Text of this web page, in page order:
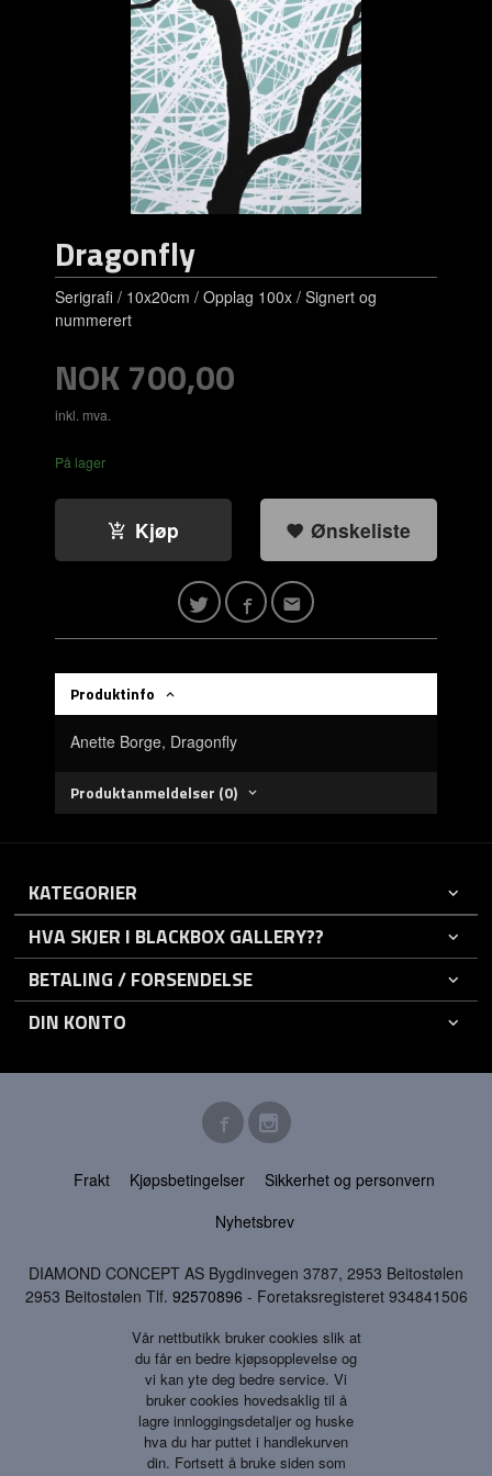
Dragonfly
Serigrafi / 10x20cm / Opplag 100x / Signert og
nummerert
Pris
NOK700,00
inkl. mva.
På lager
Kjøp Ønskeliste
Produktinfo
Anette Borge, Dragonfly
Produktanmeldelser (0)
KATEGORIER
HVA SKJER I BLACKBOX GALLERY??
BETALING / FORSENDELSE
DIN KONTO
Frakt Kjøpsbetingelser
Sikkerhet og personvern
Nyhetsbrev
DIAMOND CONCEPT AS Bygdinvegen 3787, 2953 Beitostølen
2953 Beitostølen Tlf. 92570896 - Foretaksregisteret 934841506
Vår nettbutikk bruker cookies slik at
du får en bedre kjøpsopplevelse og
vi kan yte deg bedre service. Vi
bruker cookies hovedsaklig til å
lagre innloggingsdetaljer og huske
hva du har puttet i handlekurven
din. Fortsett å bruke siden som